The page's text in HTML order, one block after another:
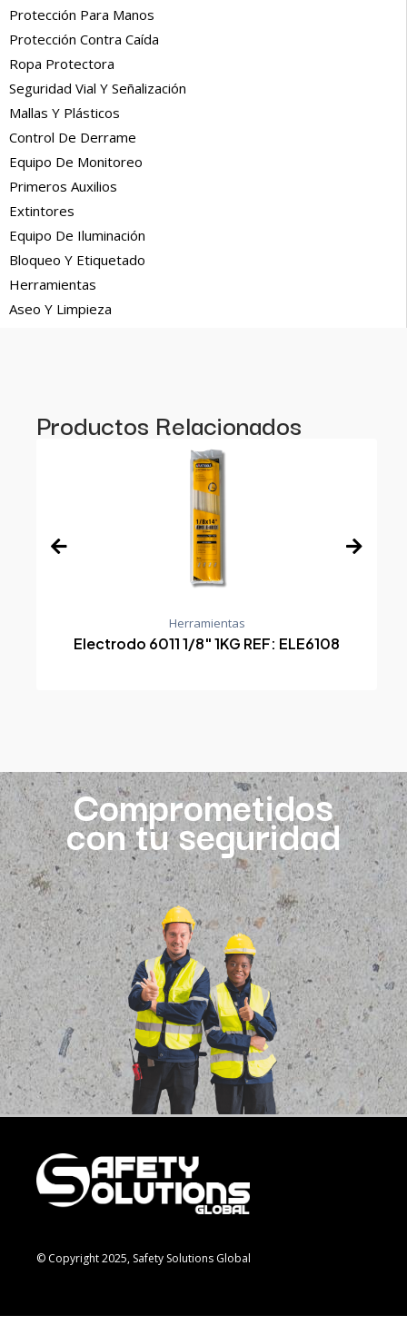
Protección Para Manos
Protección Contra Caída
Ropa Protectora
Seguridad Vial Y Señalización
Mallas Y Plásticos
Control De Derrame
Equipo De Monitoreo
Primeros Auxilios
Extintores
Equipo De Iluminación
Bloqueo Y Etiquetado
Herramientas
Aseo Y Limpieza
Productos Relacionados
Herramientas
Electrodo 6011 1/8" 1KG REF: ELE6108
Comprometidos
con tu seguridad
© Copyright 2025, Safety Solutions Global